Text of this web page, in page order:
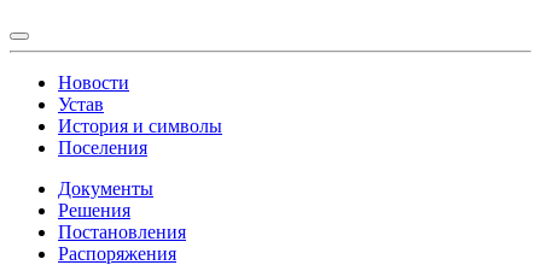
Новости
Устав
История и символы
Поселения
Документы
Решения
Постановления
Распоряжения